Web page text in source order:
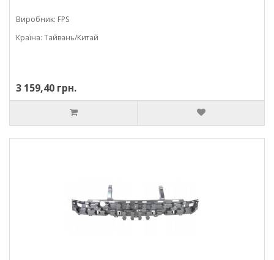
Виробник: FPS
Країна: Тайвань/Китай
3 159,40 грн.